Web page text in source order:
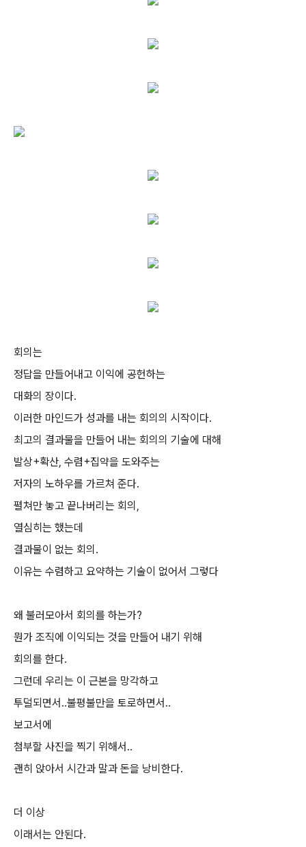
회의는
정답을 만들어내고 이익에 공헌하는
대화의 장이다.
이러한 마인드가 성과를 내는 회의의 시작이다.
최고의 결과물을 만들어 내는 회의의 기술에 대해
발상+확산, 수렴+집약을 도와주는
저자의 노하우를 가르쳐 준다.
펼쳐만 놓고 끝나버리는 회의,
열심히는 했는데
결과물이 없는 회의.
이유는 수렴하고 요약하는 기술이 없어서 그렇다
왜 불러모아서 회의를 하는가?
뭔가 조직에 이익되는 것을 만들어 내기 위해
회의를 한다.
그런데 우리는 이 근본을 망각하고
투덜되면서..불평불만을 토로하면서..
보고서에
첨부할 사진을 찍기 위해서..
괜히 앉아서 시간과 말과 돈을 낭비한다.
더 이상
이래서는 안된다.